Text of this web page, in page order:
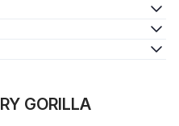
GORILLA